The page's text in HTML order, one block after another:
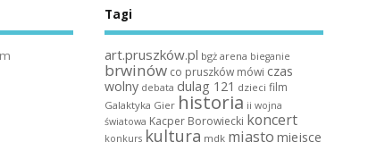
Tagi
art.pruszków.pl bgż arena bieganie
brwinów co pruszków mówi czas
wolny debata dulag 121 dzieci film
Galaktyka Gier historia ii wojna
światowa Kacper Borowiecki koncert
konkurs kultura mdk miasto miejsce